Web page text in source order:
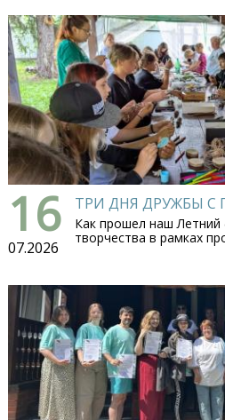
16
07.2026
ТРИ ДНЯ ДРУЖБЫ С
Как прошел наш Летний
творчества в рамках